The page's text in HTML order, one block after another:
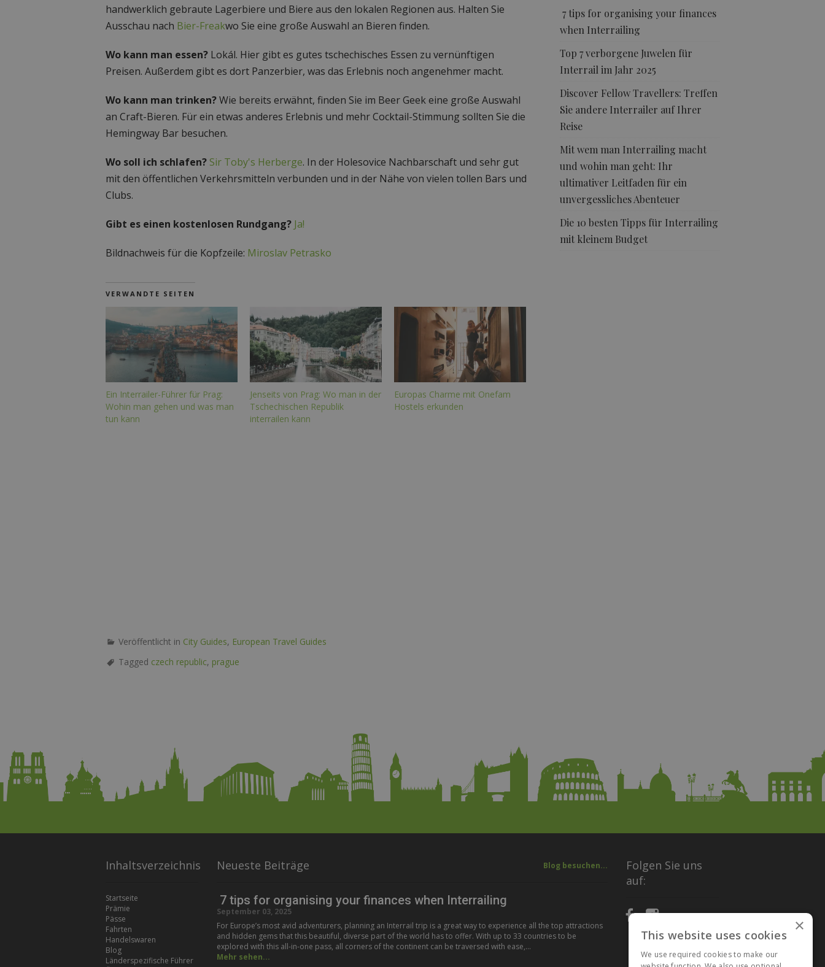
handwerklich gebraute Lagerbiere und Biere aus den lokalen Regionen aus. Halten Sie
Ausschau nach Bier-Freakwo Sie eine große Auswahl an Bieren finden.
Wo kann man essen? Lokál. Hier gibt es gutes tschechisches Essen zu vernünftigen
Preisen. Außerdem gibt es dort Panzerbier, was das Erlebnis noch angenehmer macht.
Wo kann man trinken?Wie bereits erwähnt, finden Sie im Beer Geek eine große Auswahl
an Craft-Bieren. Für ein etwas anderes Erlebnis und mehr Cocktail-Stimmung sollten Sie die
Hemingway Bar besuchen.
Wo soll ich schlafen? Sir Toby's Herberge. In der Holesovice Nachbarschaft und sehr gut
mit den öffentlichen Verkehrsmitteln verbunden und in der Nähe von vielen tollen Bars und
Clubs.
Gibt es einen kostenlosen Rundgang? Ja!
Bildnachweis für die Kopfzeile: Miroslav Petrasko
VERWANDTE SEITEN
Ein Interrailer-Führer für Prag:
Wohin man gehen und was man
tun kann
Jenseits von Prag: Wo man in der
Tschechischen Republik
interrailen kann
Europas Charme mit Onefam
Hostels erkunden
Veröffentlicht in City Guides, European Travel Guides
Tagged czech republic, prague
7 tips for organising your finances
when Interrailing
Top 7 verborgene Juwelen für
Interrail im Jahr 2025
Discover Fellow Travellers: Treffen
Sie andere Interrailer auf Ihrer
Reise
Mit wem man Interrailing macht
und wohin man geht: Ihr
ultimativer Leitfaden für ein
unvergessliches Abenteuer
Die 10 besten Tipps für Interrailing
mit kleinem Budget
Inhaltsverzeichnis
Startseite
Prämie
Pässe
Fahrten
Handelswaren
Blog
Länderspezifische Führer
Neueste Beiträge Blog besuchen...
7 tips for organising your finances when Interrailing
September 03, 2025
For Europe’s most avid adventurers, planning an Interrail trip is a great way to experience all the top attractions
and hidden gems that this beautiful, diverse part of the world has to offer. With up to 33 countries to be
explored with this all-in-one pass, all corners of the continent can be traversed with ease,…
Mehr sehen...
Folgen Sie uns
auf:
×
This website uses cookies
We use required cookies to make our